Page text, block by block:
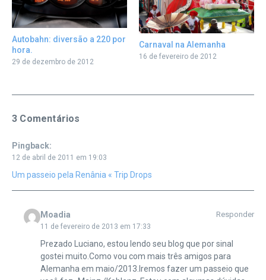
Autobahn: diversão a 220 por
hora.
29 de dezembro de 2012
Carnaval na Alemanha
16 de fevereiro de 2012
3 Comentários
Pingback:
12 de abril de 2011 em 19:03
Um passeio pela Renânia « Trip Drops
Moadia
11 de fevereiro de 2013 em 17:33
Responder
Prezado Luciano, estou lendo seu blog que por sinal
gostei muito.Como vou com mais três amigos para
Alemanha em maio/2013.Iremos fazer um passeio que